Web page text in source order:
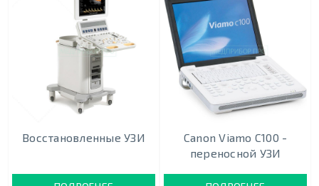
Восстановленные УЗИ
Canon Viamo C100 -
переносной УЗИ